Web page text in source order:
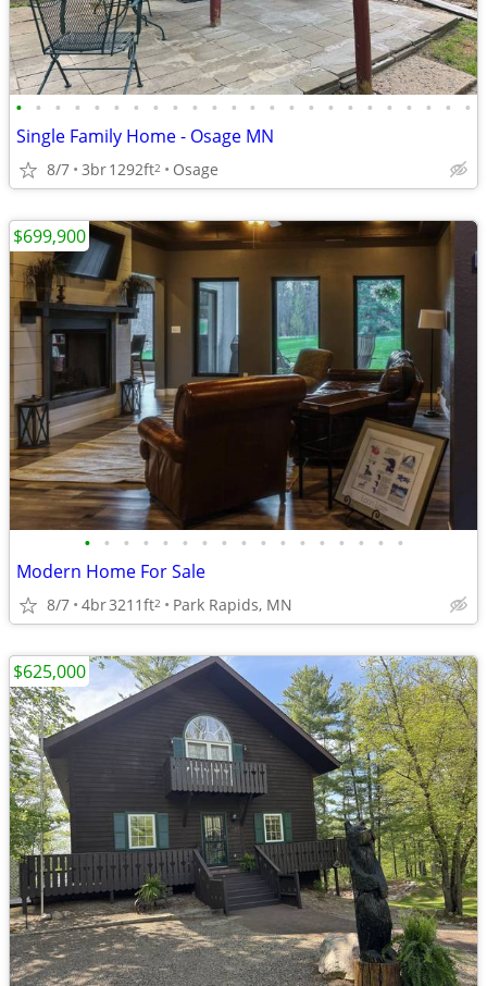
• • • • • • • • • • • • • • • • • • • • • • • •
Single Family Home - Osage MN
8/7 3br1292ft2 Osage
• • • • • • • • • • • • • • • • •
Modern Home For Sale
8/7 4br3211ft2 Park Rapids, MN
$699,900
$625,000